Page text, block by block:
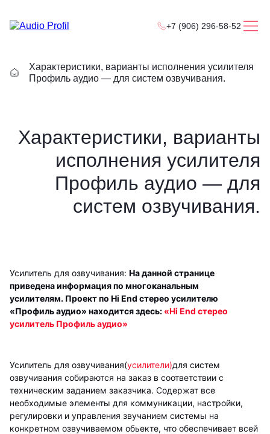
+7 (906) 296-58-52
Характеристики, варианты исполнения усилителя
Профиль аудио — для систем озвучивания.
Характеристики, варианты
исполнения усилителя
Профиль аудио — для
систем озвучивания.
Усилитель для озвучивания: На данной странице
приведена информация по многоканальным
усилителям. Проект по Hi End стерео усилителю
«Профиль аудио» находится здесь: «Hi End стерео
усилитель Профиль аудио»
Усилитель для озвучивания(усилители)для систем
озвучивания собираются на заказ в соответствии с
техническим заданием заказчика. Содержат все
необходимые элементы для коммуникации, настройки,
регулировки и управления звучанием системы на
конкретном озвучиваемом обьекте, что обеспечивает всей